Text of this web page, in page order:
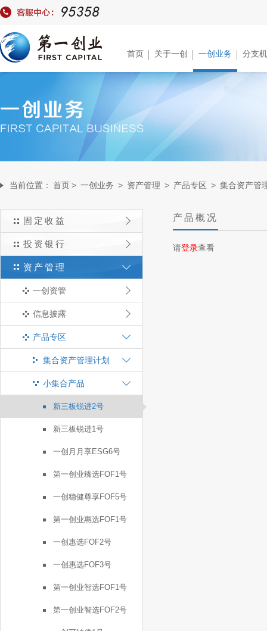
首页 关于一创 一创业务 分支
当前位置： 首页> 一创业务 > 资产管理 > 产品专区 > 集合资产管
固定收益
投资银行
资产管理
一创资管
信息披露
产品专区
集合资产管理计划
小集合产品
新三板锐进2号
新三板锐进1号
一创月月享ESG6号
第一创业臻选FOF1号
一创稳健尊享FOF5号
第一创业惠选FOF1号
一创惠选FOF2号
一创惠选FOF3号
第一创业智选FOF1号
第一创业智选FOF2号
产品概况
请登录查看